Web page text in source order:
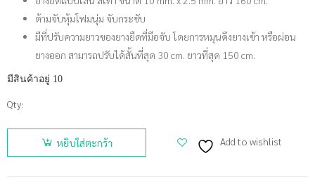
ด้ามจับหุ้มโฟมนุ่ม จับกระชับ
มีที่ปรับความยาวของยางยืดที่มือจับ โดยการหมุนดึงยางเข้า หรือผ่อน
ยางออก สามารถปรับได้สั้นที่สุด 30 cm. ยาวที่สุด 150 cm.
มีสินค้าอยู่ 10
Qty:
จำนวน
EXEO ยาง
หยิบใส่ตะกร้า Add to wishlist